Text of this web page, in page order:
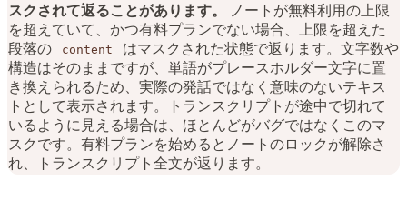
スクされて返ることがあります。
ノートが無料利用の上限
を超えていて、かつ有料プランでない場合、上限を超えた
段落の
content
はマスクされた状態で返ります。文字数や
構造はそのままですが、単語がプレースホルダー文字に置
き換えられるため、実際の発話ではなく意味のないテキス
トとして表示されます。トランスクリプトが途中で切れて
いるように見える場合は、ほとんどがバグではなくこのマ
スクです。有料プランを始めるとノートのロックが解除さ
れ、トランスクリプト全文が返ります。